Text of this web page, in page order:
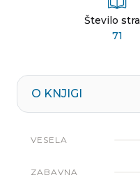
Število
71
O KNJIGI
VESELA
ZABAVNA